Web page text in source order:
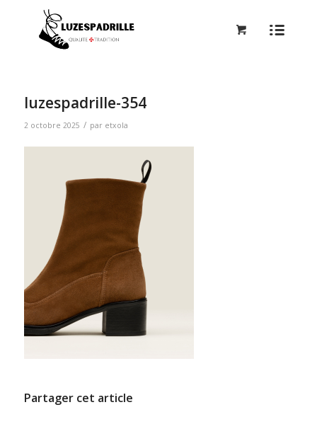
luzespadrille-354
2 octobre 2025 / par etxola
Partager cet article